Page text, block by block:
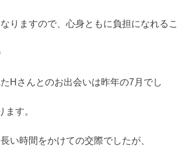
りますので、心身ともに負担になれるこ
Hさんとのお出会いは昨年の7月でし
ます。
い時間をかけての交際でしたが、